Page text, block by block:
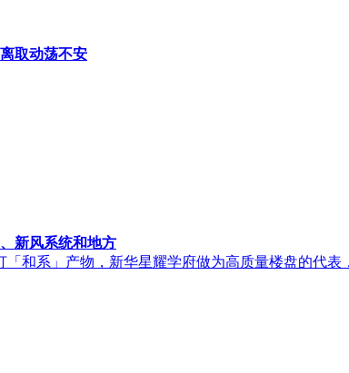
取动荡不安
新风系统和地方
「和系」产物，新华星耀学府做为高质量楼盘的代